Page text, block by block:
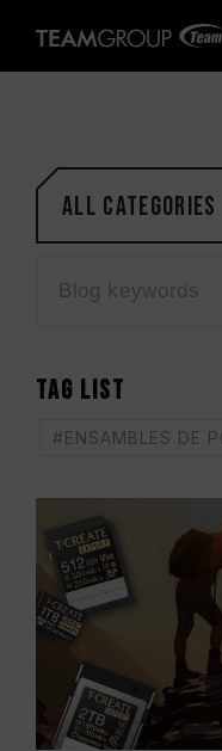
All categories
TAG LIST
#ENSAMBLES DE